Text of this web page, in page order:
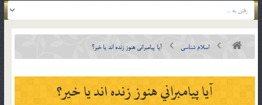
اسلام شناسی آيا پيامبراني هنوز زنده اند يا خير؟
آيا پيامبراني هنوز زنده اند يا خير؟